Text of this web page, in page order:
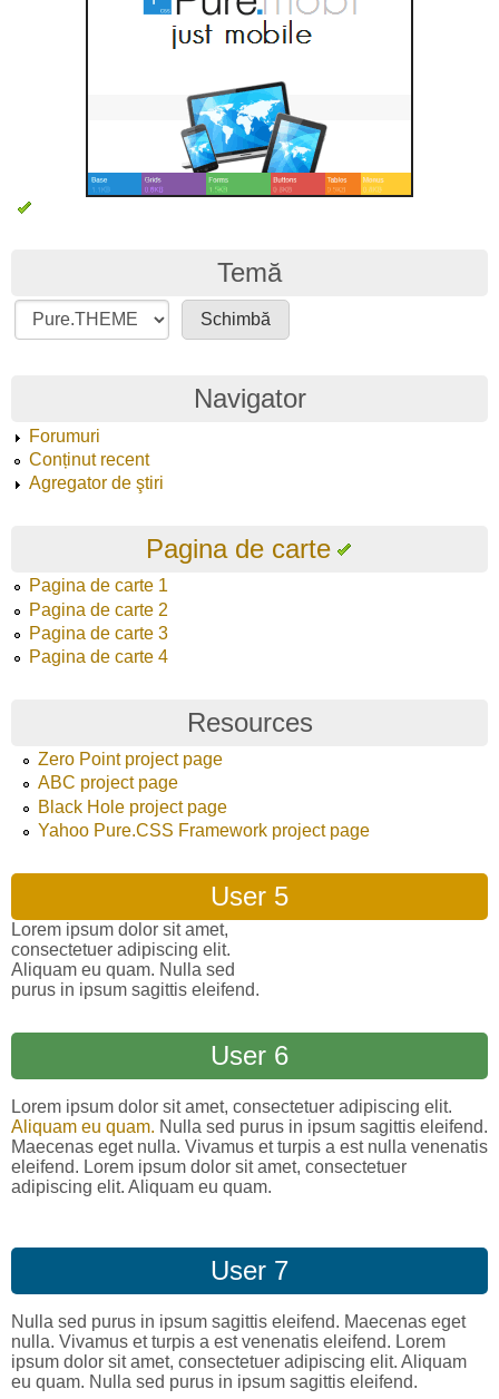
Temă
Navigator
Forumuri
Conținut recent
Agregator de ştiri
Pagina de carte
Pagina de carte 1
Pagina de carte 2
Pagina de carte 3
Pagina de carte 4
Resources
Zero Point project page
ABC project page
Black Hole project page
Yahoo Pure.CSS Framework project page
User 5
Lorem ipsum dolor sit amet,
consectetuer adipiscing elit.
Aliquam eu quam. Nulla sed
purus in ipsum sagittis eleifend.
User 6
Lorem ipsum dolor sit amet, consectetuer adipiscing elit.
Aliquam eu quam. Nulla sed purus in ipsum sagittis eleifend.
Maecenas eget nulla. Vivamus et turpis a est nulla venenatis
eleifend. Lorem ipsum dolor sit amet, consectetuer
adipiscing elit. Aliquam eu quam.
User 7
Nulla sed purus in ipsum sagittis eleifend. Maecenas eget
nulla. Vivamus et turpis a est venenatis eleifend. Lorem
ipsum dolor sit amet, consectetuer adipiscing elit. Aliquam
eu quam. Nulla sed purus in ipsum sagittis eleifend.